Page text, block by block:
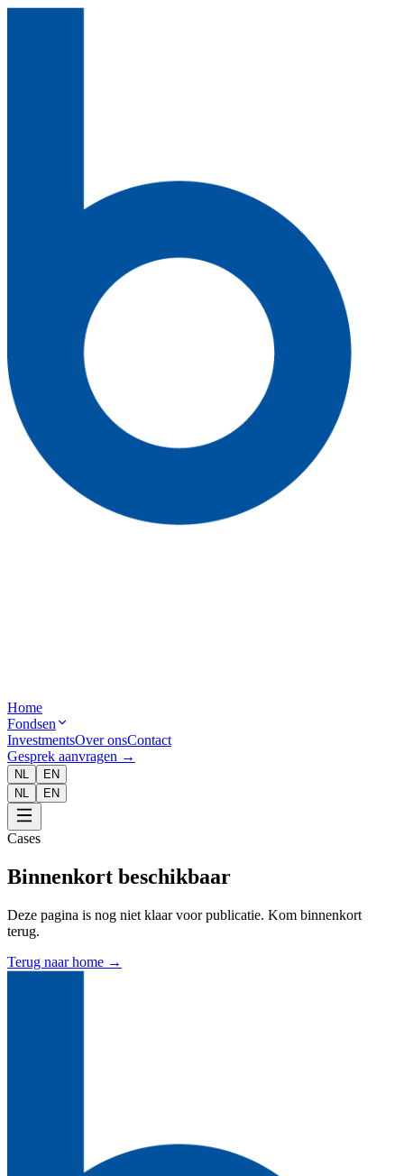
Home
Fondsen
InvestmentsOver onsContact
Gesprek aanvragen →
NL
EN
NL
EN
Cases
Binnenkort beschikbaar
Deze pagina is nog niet klaar voor publicatie. Kom binnenkort
terug.
Terug naar home →